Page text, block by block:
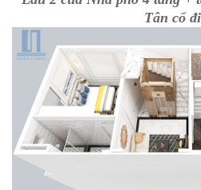
Tân cổ